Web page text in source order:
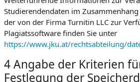
Studierendendaten im
der von der Firma Turnitin LLC zur
Plagiatssoftware finden Sie unter
https://www.jku.at/rechtsabteilung/
4 Angabe der Kriterien
Festlegung der